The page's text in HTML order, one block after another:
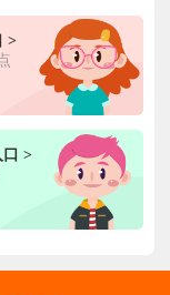
>
口 >
前 在线报名
前 在线报名
在线报名
前 在线报名
在线报名